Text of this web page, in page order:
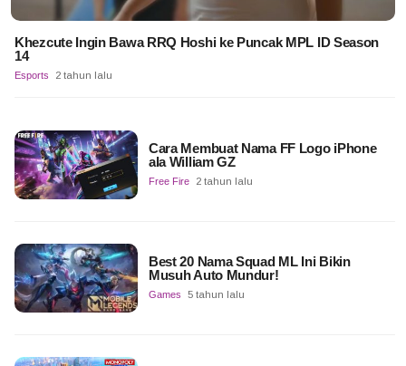
Khezcute Ingin Bawa RRQ Hoshi ke Puncak MPL ID Season
14
Esports 2 tahun lalu
Cara Membuat Nama FF Logo iPhone
ala William GZ
Free Fire 2 tahun lalu
Best 20 Nama Squad ML Ini Bikin
Musuh Auto Mundur!
Games 5 tahun lalu